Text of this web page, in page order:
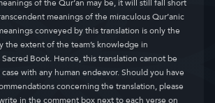
of the Qur’an may be, it will still fall short
meanings of the miraculous Qur’anic
conveyed by this translation is only the
the extent of the team’s knowledge in
Book. Hence, this translation cannot be
with any human endeavor. Should you have
concerning the translation, please